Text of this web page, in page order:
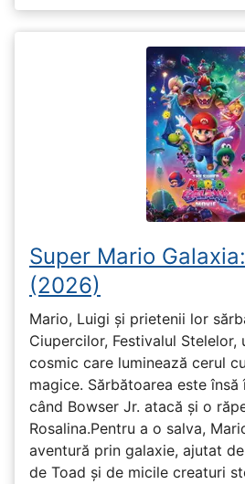
Super Mario
(2026)
Mario, Luigi și prietenii lor
Ciupercilor, Festivalul Stelelor,
cosmic care luminează cerul
magice. Sărbătoarea este
când Bowser Jr. atacă și o
Rosalina.Pentru a o salva,
aventură prin galaxie, ajutat
de Toad și de micile creaturi